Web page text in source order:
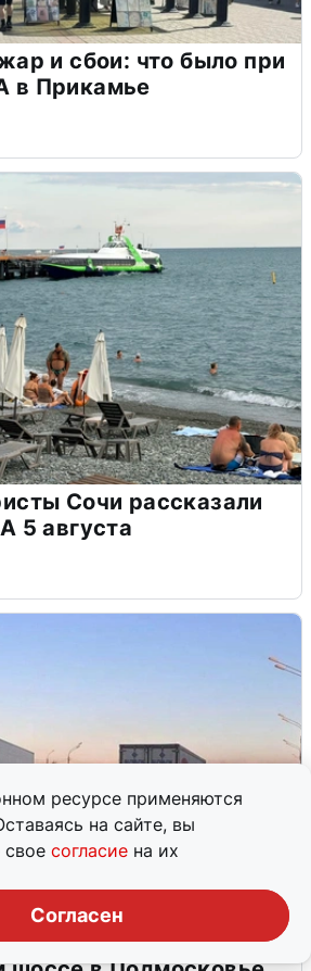
ресурсе применяются
на сайте, вы
свое согласие на их
Согласен
и сбои: что было при
в Прикамье
Сочи рассказали
5 августа
на